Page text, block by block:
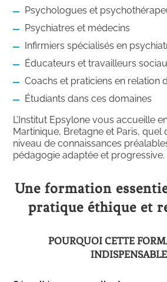
Psychologues et
Psychiatres et médecins
Infirmiers spécialisés en
Éducateurs et travailleurs
Coachs et praticiens en relation
Étudiants dans ces domaines
L’Institut Epsylone vous accueille
Martinique, Bretagne et Paris, quel
niveau de connaissances
pédagogie adaptée et progressive.
Une formation
pratique éthique et
POURQUOI CETTE